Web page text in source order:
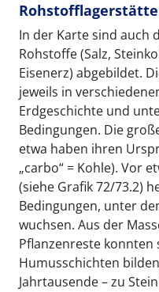
In der Karte sind auch
Rohstoffe (Salz,
Eisenerz) abgebildet.
jeweils in
Erdgeschichte und
Bedingungen. Die
etwa haben ihren
„carbo“ = Kohle). Vor
(siehe Grafik 72/73.2)
Bedingungen, unter
wuchsen. Aus der
Pflanzenreste konnten
Humusschichten
Jahrtausende – zu